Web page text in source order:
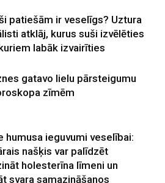
patiešām ir veselīgs? Uztura
atklāj, kurus suši izvēlēties
labāk izvairīties
gatavo lielu pārsteigumu
zīmēm
humusa ieguvumi veselībai:
našķis var palīdzēt
holesterīna līmeni un
svara samazināšanos